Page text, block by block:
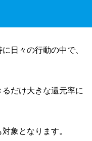
日々の行動の中で、
だけ大きな還元率に
象となります。